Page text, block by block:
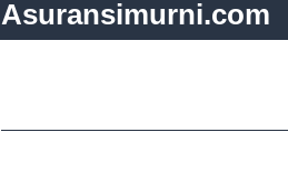
Asuransimurni.com